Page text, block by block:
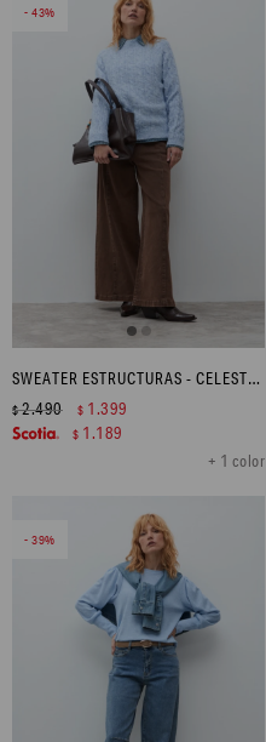
43
SWEATER ESTRUCTURAS - CELESTE MELANGE
+ 1 color
$2.490 $ 1.399
$ 1.189
39